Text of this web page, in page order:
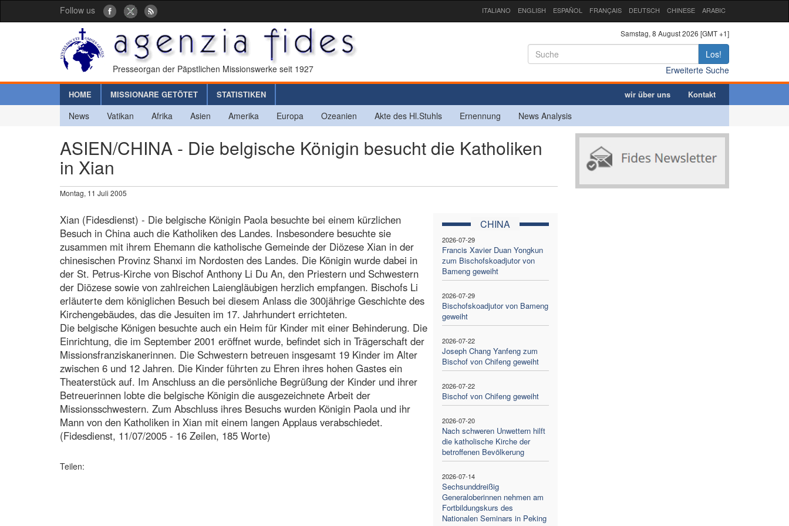
Follow us ITALIANO ENGLISH ESPAÑOL FRANÇAIS DEUTSCH CHINESE ARABIC
Presseorgan der Päpstlichen Missionswerke seit 1927
Samstag, 8 August 2026 [GMT +1]
Los!
Erweiterte Suche
HOME MISSIONARE GETÖTET STATISTIKEN wir über uns Kontakt
News Vatikan Afrika Asien Amerika Europa Ozeanien Akte des Hl.Stuhls Ernennung News Analysis
ASIEN/CHINA - Die belgische Königin besucht die Katholiken
in Xian
Montag, 11 Juli 2005
CHINA
2026-07-29
Francis Xavier Duan Yongkun
zum Bischofskoadjutor von
Bameng geweiht
2026-07-29
Bischofskoadjutor von Bameng
geweiht
2026-07-22
Joseph Chang Yanfeng zum
Bischof von Chifeng geweiht
2026-07-22
Bischof von Chifeng geweiht
2026-07-20
Nach schweren Unwettern hilft
die katholische Kirche der
betroffenen Bevölkerung
2026-07-14
Sechsunddreißig
Generaloberinnen nehmen am
Fortbildungskurs des
Nationalen Seminars in Peking
Xian (Fidesdienst) - Die belgische Königin Paola besuchte bei einem kürzlichen
Besuch in China auch die Katholiken des Landes. Insbesondere besuchte sie
zusammen mit ihrem Ehemann die katholische Gemeinde der Diözese Xian in der
chinesischen Provinz Shanxi im Nordosten des Landes. Die Königin wurde dabei in
der St. Petrus-Kirche von Bischof Anthony Li Du An, den Priestern und Schwestern
der Diözese sowie von zahlreichen Laiengläubigen herzlich empfangen. Bischofs Li
erläuterte dem königlichen Besuch bei diesem Anlass die 300jährige Geschichte des
Kirchengebäudes, das die Jesuiten im 17. Jahrhundert errichteten.
Die belgische Königen besuchte auch ein Heim für Kinder mit einer Behinderung. Die
Einrichtung, die im September 2001 eröffnet wurde, befindet sich in Trägerschaft der
Missionsfranziskanerinnen. Die Schwestern betreuen insgesamt 19 Kinder im Alter
zwischen 6 und 12 Jahren. Die Kinder führten zu Ehren ihres hohen Gastes ein
Theaterstück auf. Im Anschluss an die persönliche Begrüßung der Kinder und ihrer
Betreuerinnen lobte die belgische Königin die ausgezeichnete Arbeit der
Missionsschwestern. Zum Abschluss ihres Besuchs wurden Königin Paola und ihr
Mann von den Katholiken in Xian mit einem langen Applaus verabschiedet.
(Fidesdienst, 11/07/2005 - 16 Zeilen, 185 Worte)
Teilen: